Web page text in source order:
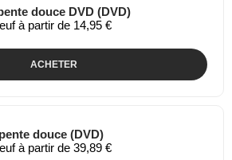
douce DVD (DVD)
à partir de 14,95 €
ACHETER
douce (DVD)
à partir de 39,89 €